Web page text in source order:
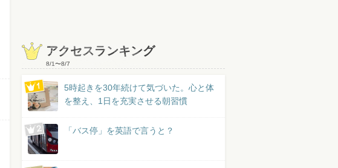
アクセスランキング
8/1〜8/7
5時起きを30年続けて気づいた。心と体
を整え、1日を充実させる朝習慣
「バス停」を英語で言うと？